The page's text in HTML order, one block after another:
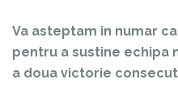
Va asteptam in numar
pentru a sustine echipa
a doua victorie